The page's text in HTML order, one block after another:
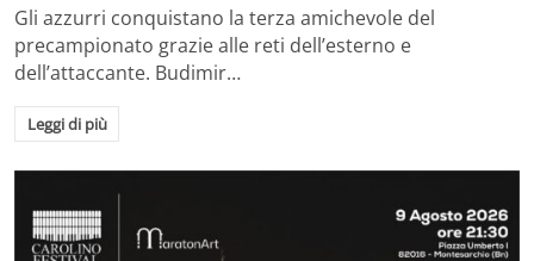
Gli azzurri conquistano la terza amichevole del
precampionato grazie alle reti dell’esterno e
dell’attaccante. Budimir…
Leggi di più